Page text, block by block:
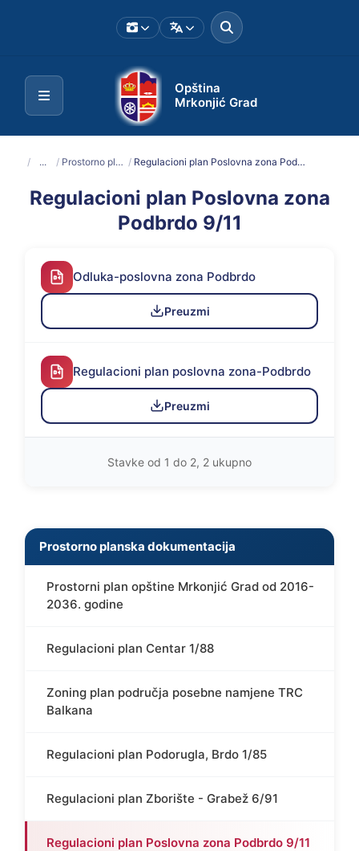
Opština
Mrkonjić Grad
/ ... / Prostorno planska dokumentacija / Regulacioni plan Poslovna zona Podbrdo 9/11
Regulacioni plan Poslovna zona
Podbrdo 9/11
Odluka-poslovna zona Podbrdo
Preuzmi
Regulacioni plan poslovna zona-Podbrdo
Preuzmi
Stavke od 1 do 2, 2 ukupno
Prostorno planska dokumentacija
Prostorni plan opštine Mrkonjić Grad od 2016-
2036. godine
Regulacioni plan Centar 1/88
Zoning plan područja posebne namjene TRC
Balkana
Regulacioni plan Podorugla, Brdo 1/85
Regulacioni plan Zborište - Grabež 6/91
Regulacioni plan Poslovna zona Podbrdo 9/11